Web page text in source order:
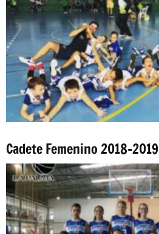
Cadete Femenino 2018-2019